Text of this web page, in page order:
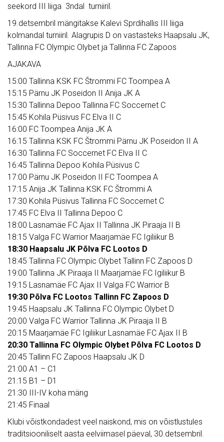
seekord III liiga 3ndal turniiril.
19.detsembril mängitakse Kalevi Sprdihallis III liiga
kolmandal turniiril. Alagrupis D on vastasteks Haapsalu JK,
Tallinna FC Olympic Olybet ja Tallinna FC Zapoos
AJAKAVA
15:00 Tallinna KSK FC Štrommi FC Toompea A
15:15 Pärnu JK Poseidon II Anija JK A
15:30 Tallinna Depoo Tallinna FC Soccernet C
15:45 Kohila Püsivus FC Elva II C
16:00 FC Toompea Anija JK A
16:15 Tallinna KSK FC Štrommi Pärnu JK Poseidon II A
16:30 Tallinna FC Soccernet FC Elva II C
16:45 Tallinna Depoo Kohila Püsivus C
17:00 Pärnu JK Poseidon II FC Toompea A
17:15 Anija JK Tallinna KSK FC Štrommi A
17:30 Kohila Püsivus Tallinna FC Soccernet C
17:45 FC Elva II Tallinna Depoo C
18:00 Lasnamäe FC Ajax II Tallinna JK Piraaja II B
18:15 Valga FC Warrior Maarjamäe FC Igiliikur B
18:30 Haapsalu JK Põlva FC Lootos D
18:45 Tallinna FC Olympic Olybet Tallinn FC Zapoos D
19:00 Tallinna JK Piraaja II Maarjamäe FC Igiliikur B
19:15 Lasnamäe FC Ajax II Valga FC Warrior B
19:30 Põlva FC Lootos Tallinn FC Zapoos D
19:45 Haapsalu JK Tallinna FC Olympic Olybet D
20:00 Valga FC Warrior Tallinna JK Piraaja II B
20:15 Maarjamäe FC Igiliikur Lasnamäe FC Ajax II B
20:30 Tallinna FC Olympic Olybet Põlva FC Lootos D
20:45 Tallinn FC Zapoos Haapsalu JK D
21:00 A1 – C1
21:15 B1 – D1
21:30 III-IV koha mäng
21:45 Finaal
Klubi võistkondadest veel naiskond, mis on võistlustules
traditsiooniliselt aasta eelviimasel päeval, 30.detsembril.